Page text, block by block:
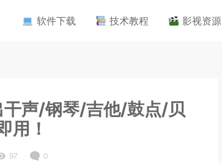
软件下载 技术教程 影视资源
干声/钢琴/吉他/鼓点/贝
用！
97 0